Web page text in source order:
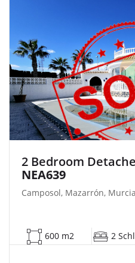
2 Bedroom
NEA639
Camposol, Mazarrón,
600 m2 2